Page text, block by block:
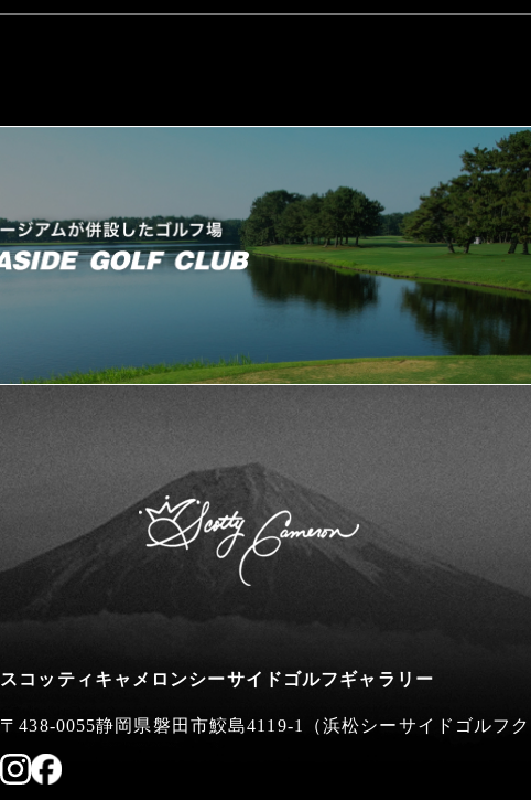
スコッティキャメロンシーサイドゴルフギャラリー
〒438-0055静岡県磐田市鮫島4119-1 （浜松シーサイドゴルフク